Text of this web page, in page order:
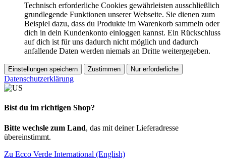
Technisch erforderliche Cookies gewährleisten ausschließlich
grundlegende Funktionen unserer Webseite. Sie dienen zum
Beispiel dazu, dass du Produkte im Warenkorb sammeln oder
dich in dein Kundenkonto einloggen kannst. Ein Rückschluss
auf dich ist für uns dadurch nicht möglich und dadurch
anfallende Daten werden niemals an Dritte weitergegeben.
Einstellungen speichern Zustimmen Nur erforderliche
Datenschutzerklärung
Bist du im richtigen Shop?
Bitte wechsle zum Land, das mit deiner Lieferadresse
übereinstimmt.
Zu Ecco Verde International (English)